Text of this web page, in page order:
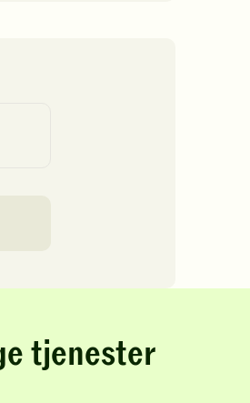
tjenester